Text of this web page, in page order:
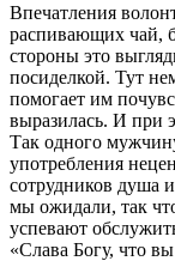
Впечатления
распивающих чай,
стороны это
посиделкой. Тут
помогает им
выразилась. И при
Так одного
употребления
сотрудников душа
мы ожидали, так
успевают
«Слава Богу, что вы